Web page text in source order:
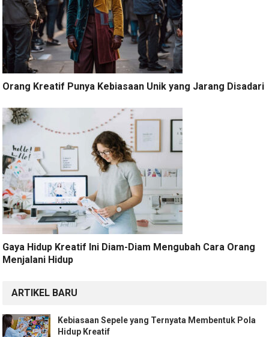
Orang Kreatif Punya Kebiasaan Unik yang Jarang Disadari
Gaya Hidup Kreatif Ini Diam-Diam Mengubah Cara Orang
Menjalani Hidup
ARTIKEL BARU
Kebiasaan Sepele yang Ternyata Membentuk Pola
Hidup Kreatif